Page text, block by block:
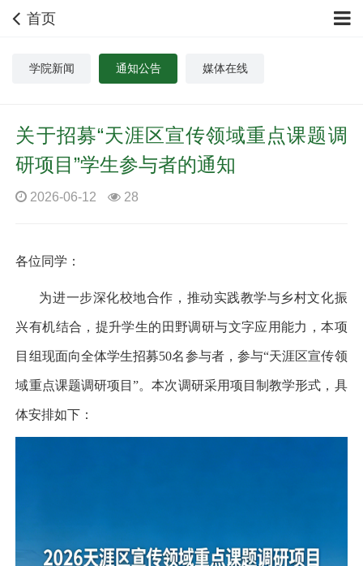
首页
学院新闻 通知公告 媒体在线
关于招募“天涯区宣传领域重点课题调
研项目”学生参与者的通知
2026-06-12 28
各位同学：
为进一步深化校地合作，推动实践教学与乡村文化振
兴有机结合，提升学生的田野调研与文字应用能力，本项
目组现面向全体学生招募50名参与者，参与“天涯区宣传领
域重点课题调研项目”。本次调研采用项目制教学形式，具
体安排如下：